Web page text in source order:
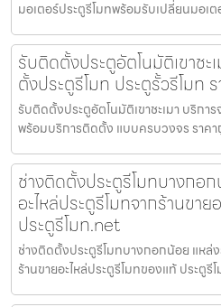
มอเตอร์ประตูรีโมทพร้อมรับเปลี่ยนมอเต
รับติดตั้งประตูอัตโนมัติเขาชะ
ตั้งประตูรีโมท ประตูรั้วรีโมท
รับติดตั้งประตูอัตโนมัติเขาชะเมา บริการ
พร้อมบริการติดตั้ง แบบครบวงจร ราค
ช่างติดตั้งประตูรีโมทบางกอ
อะไหล่ประตูรีโมทจากร้านขา
ประตูรีโมท.net
ช่างติดตั้งประตูรีโมทบางกอกน้อย แหล่ง
ร้านขายอะไหล่ประตูรีโมทของแท้ ประตู